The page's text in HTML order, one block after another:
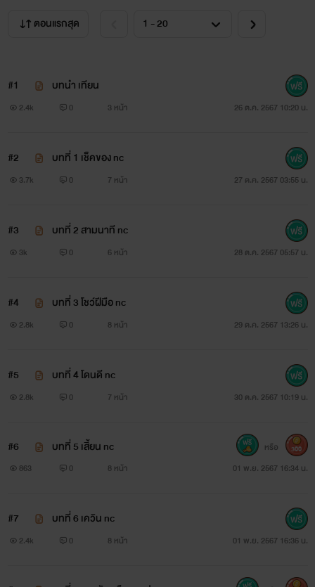
ตอนแรกสุด
#1 บทนำ เทียน
2.4k 0 3 หน้า 26 ต.ค. 2567 10:20 น.
#2 บทที่ 1 เช็คของ nc
3.7k 0 7 หน้า 27 ต.ค. 2567 03:55 น.
#3 บทที่ 2 สามนาที nc
3k 0 6 หน้า 28 ต.ค. 2567 05:57 น.
#4 บทที่ 3 โชว์ฝีมือ nc
2.8k 0 8 หน้า 29 ต.ค. 2567 13:26 น.
#5 บทที่ 4 โดนดี nc
2.8k 0 7 หน้า 30 ต.ค. 2567 10:19 น.
#6 บทที่ 5 เสี้ยน nc
863 0 8 หน้า 01 พ.ย. 2567 16:34 น.
หรือ 300
#7 บทที่ 6 เควิน nc
2.4k 0 8 หน้า 01 พ.ย. 2567 16:36 น.